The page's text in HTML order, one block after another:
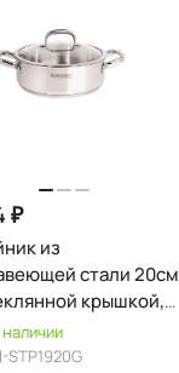
₽
из
стали 20см
крышкой,
"Леон"
STP1920G